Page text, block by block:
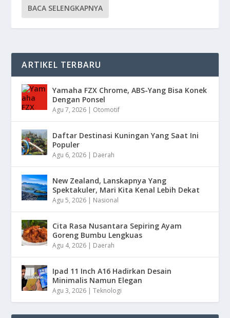
BACA SELENGKAPNYA
ARTIKEL TERBARU
Yamaha FZX Chrome, ABS-Yang Bisa Konek
Dengan Ponsel
Agu 7, 2026 | Otomotif
Daftar Destinasi Kuningan Yang Saat Ini
Populer
Agu 6, 2026 | Daerah
New Zealand, Lanskapnya Yang
Spektakuler, Mari Kita Kenal Lebih Dekat
Agu 5, 2026 | Nasional
Cita Rasa Nusantara Sepiring Ayam
Goreng Bumbu Lengkuas
Agu 4, 2026 | Daerah
Ipad 11 Inch A16 Hadirkan Desain
Minimalis Namun Elegan
Agu 3, 2026 |Teknologi